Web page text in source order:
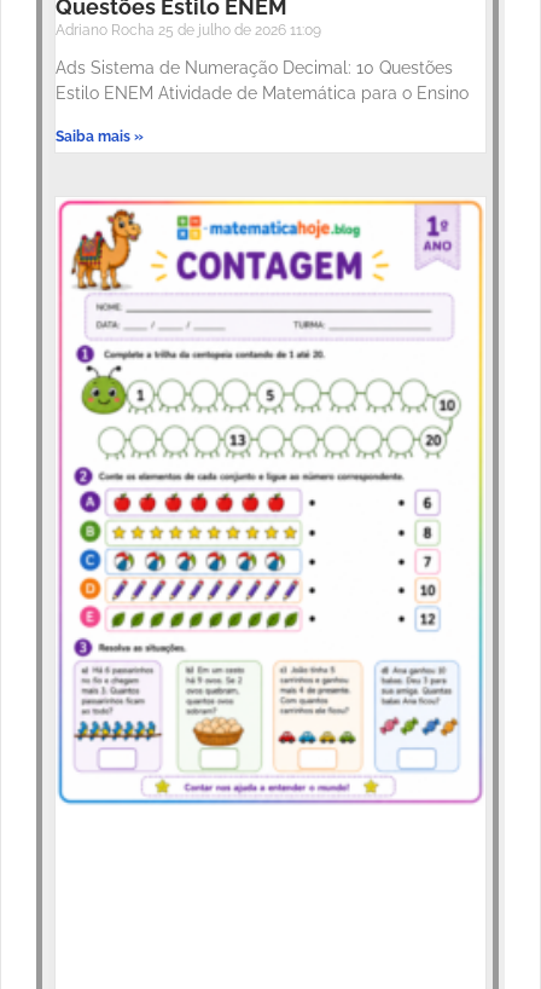
Questões Estilo ENEM
Adriano Rocha 25 de julho de 2026 11:09
Ads Sistema de Numeração Decimal: 10 Questões
Estilo ENEM Atividade de Matemática para o Ensino
Saiba mais »